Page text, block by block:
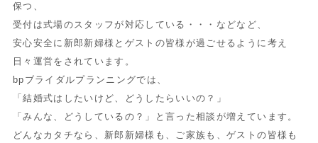
保つ、
受付は式場のスタッフが対応している・・・などなど、
安心安全に新郎新婦様とゲストの皆様が過ごせるように考え
日々運営をされています。
bpブライダルプランニングでは、
「結婚式はしたいけど、どうしたらいいの？」
「みんな、どうしているの？」と言った相談が増えています。
どんなカタチなら、新郎新婦様も、ご家族も、ゲストの皆様も